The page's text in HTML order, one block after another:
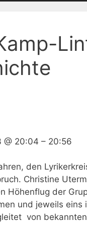
@ 20:04 – 20:56
den
Christine
Höhenflug der
und jeweils eins
von